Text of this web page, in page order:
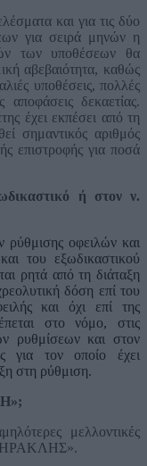
και για τις δύο
για σειρά μηνών η
των υποθέσεων θα
αβεβαιότητα, καθώς
υποθέσεις, πολλές
αποφάσεις δεκαετίας.
έχει εκπέσει από τη
σημαντικός αριθμός
επιστροφής για ποσά
ή στον ν.
ρύθμισης οφειλών και
του εξωδικαστικού
ρητά από τη διάταξη
δόση επί του
και όχι επί της
στο νόμο, στις
ρυθμίσεων και στον
για τον οποίο έχει
στη ρύθμιση.
μελλοντικές
«ΗΡΑΚΛΗΣ».